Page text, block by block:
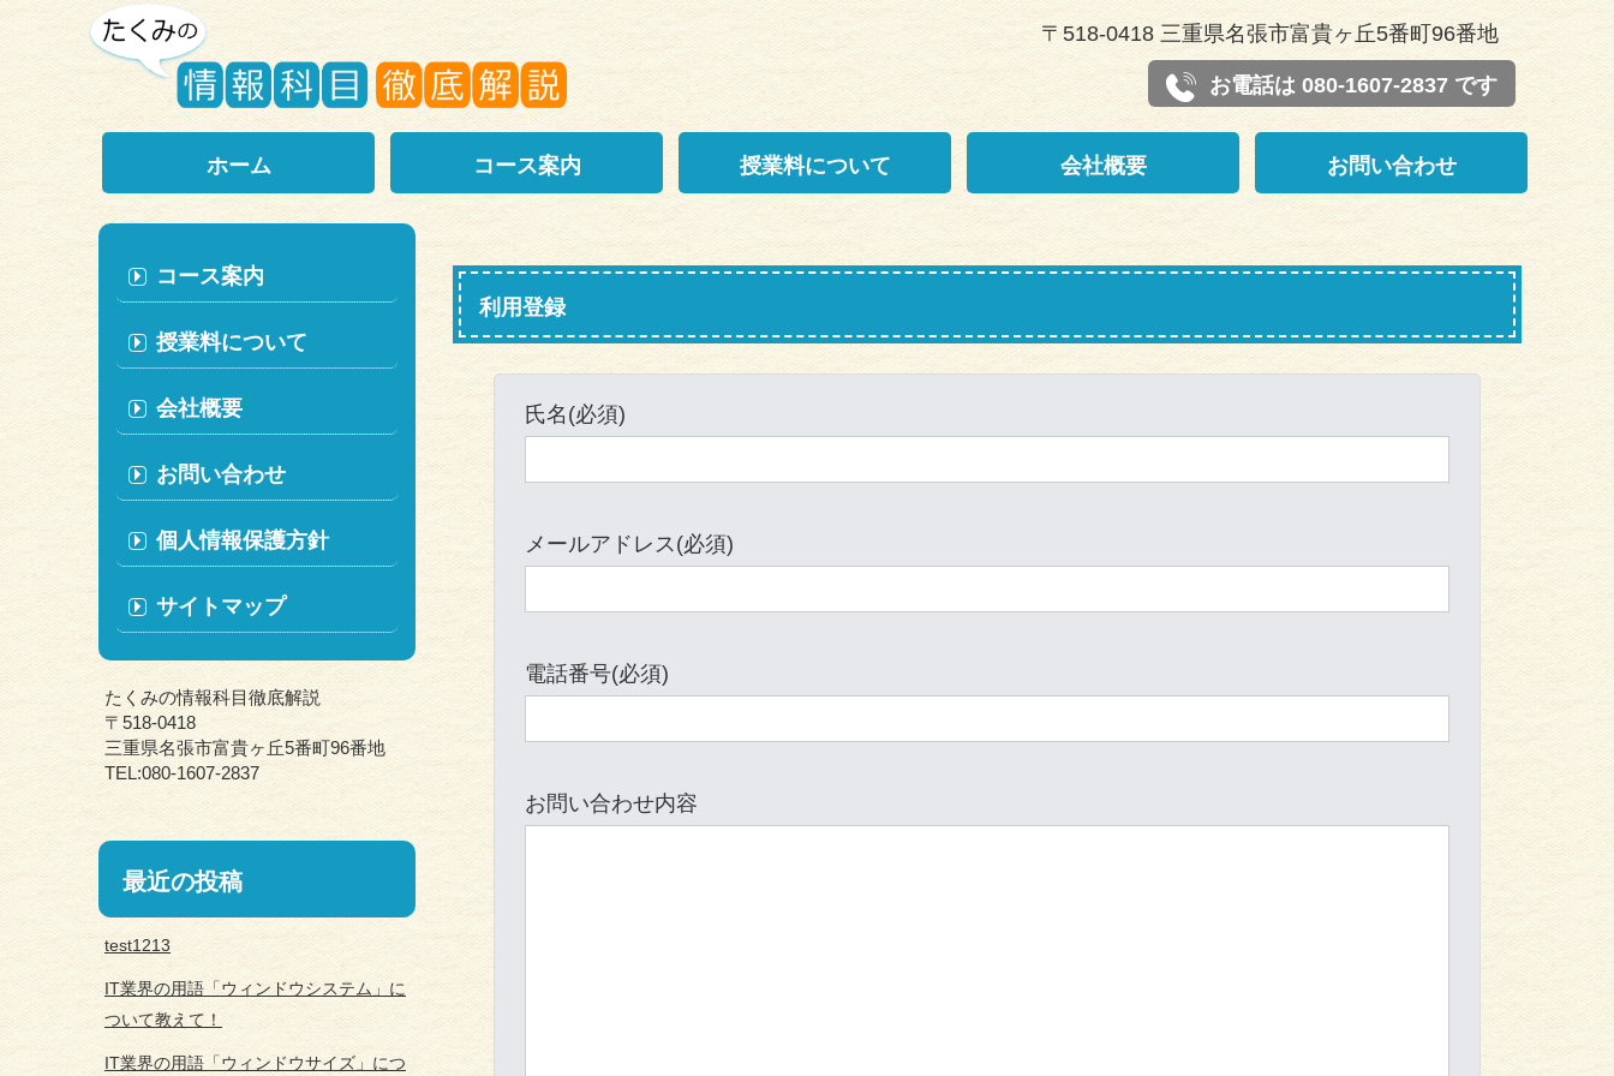
〒518-0418 三重県名張市富貴ヶ丘5番町96番地
お電話は 080-1607-2837 です
ホーム コース案内 授業料について 会社概要 お問い合わせ
利用登録
氏名(必須)
メールアドレス(必須)
電話番号(必須)
お問い合わせ内容
コース案内
授業料について
会社概要
お問い合わせ
個人情報保護方針
サイトマップ
たくみの情報科目徹底解説
〒518-0418
三重県名張市富貴ヶ丘5番町96番地
TEL:080-1607-2837
最近の投稿
test1213
IT業界の用語「ウィンドウシステム」に
ついて教えて！
IT業界の用語「ウィンドウサイズ」につ